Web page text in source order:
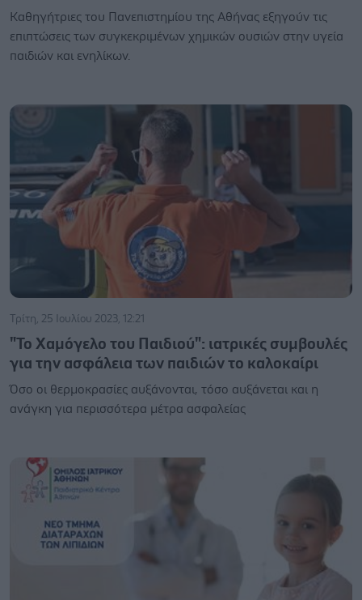
Καθηγήτριες του Πανεπιστημίου της Αθήνας εξηγούν τις
επιπτώσεις των συγκεκριμένων χημικών ουσιών στην υγεία
παιδιών και ενηλίκων.
Τρίτη, 25 Ιουλίου 2023, 12:21
"Το Χαμόγελο του Παιδιού": ιατρικές συμβουλές
για την ασφάλεια των παιδιών το καλοκαίρι
Όσο οι θερμοκρασίες αυξάνονται, τόσο αυξάνεται και η
ανάγκη για περισσότερα μέτρα ασφαλείας